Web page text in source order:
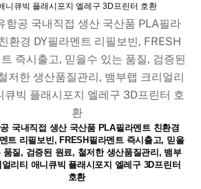
니큐빅 플래시포지 엘레구 3D프린터 호환
국내직접 생산 국산품 PLA필라멘트 친환경
트 리필보빈, FRESH필라멘트 즉시출고, 믿을
품질, 검증된 원료, 철저한 생산품질관리, 뱀부
얼리티 애니큐빅 플래시포지 엘레구 3D프린터
호환